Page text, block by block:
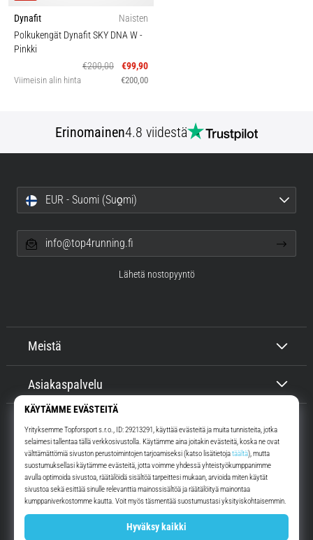
Dynafit
Naisten
Polkukengät Dynafit SKY DNA W-
Pinkki
€200,00
€99,90
Viimeisin alin hinta €200,00
Erinomainen4.8 viidestä
Top4Running.fi
Yli 16 vuoden ajan motivoimme sinua lähtemään ulos juoksemaan.
Nopeammin. Kanssamme. Joka päivä.
InstagramYouTube
Meistä
Asiakaspalvelu
EUR - Suomi (Suo̯mi)
info@top4running.fi
Lähetä nostopyyntö